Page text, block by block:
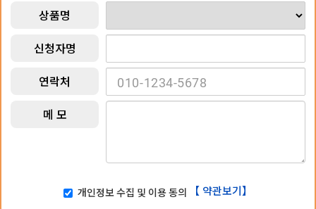
상품명
신청자명
연락처
메 모
개인정보 수집 및 이용 동의 【 약관보기】